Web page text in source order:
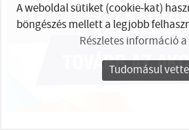
A weboldal sütiket (cookie-kat)
böngészés mellett a legjobb
Részletes információ
Tudomásul